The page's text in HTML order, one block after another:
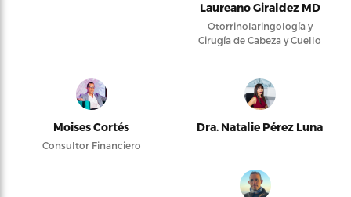
Laureano Giraldez MD
Otorrinolaringología y
Cirugía de Cabeza y Cuello
Moises Cortés
Consultor Financiero
Dra. Natalie Pérez Luna